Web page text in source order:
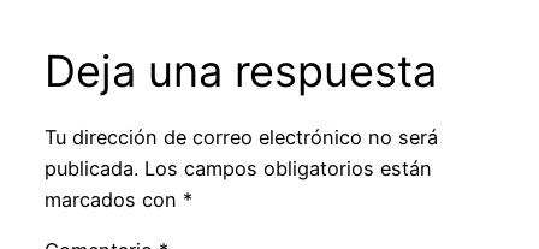
Deja una respuesta
Tu dirección de correo electrónico no será
publicada. Los campos obligatorios están
marcados con *